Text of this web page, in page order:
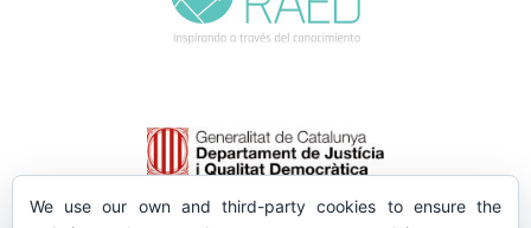
We use our own and third-party cookies to ensure the